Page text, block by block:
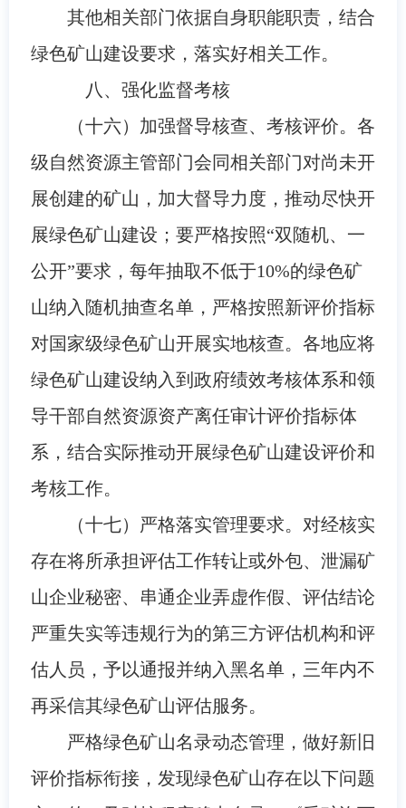
其他相关部门依据自身职能职责，结合
绿色矿山建设要求，落实好相关工作。
八、强化监督考核
（十六）加强督导核查、考核评价。各
级自然资源主管部门会同相关部门对尚未开
展创建的矿山，加大督导力度，推动尽快开
展绿色矿山建设；要严格按照“双随机、一
公开”要求，每年抽取不低于10%的绿色矿
山纳入随机抽查名单，严格按照新评价指标
对国家级绿色矿山开展实地核查。各地应将
绿色矿山建设纳入到政府绩效考核体系和领
导干部自然资源资产离任审计评价指标体
系，结合实际推动开展绿色矿山建设评价和
考核工作。
（十七）严格落实管理要求。对经核实
存在将所承担评估工作转让或外包、泄漏矿
山企业秘密、串通企业弄虚作假、评估结论
严重失实等违规行为的第三方评估机构和评
估人员，予以通报并纳入黑名单，三年内不
再采信其绿色矿山评估服务。
严格绿色矿山名录动态管理，做好新旧
评价指标衔接，发现绿色矿山存在以下问题